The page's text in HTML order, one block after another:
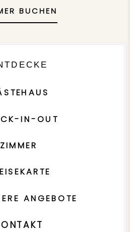
BUCHEN
IN-OUT
ZIMMER
ANGEBOTE